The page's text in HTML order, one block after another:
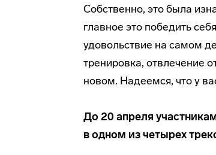
Собственно, это была
главное это победить
удовольствие на самом
тренировка, отвлечение
новом. Надеемся, что у
До 20 апреля
в одном из четырех